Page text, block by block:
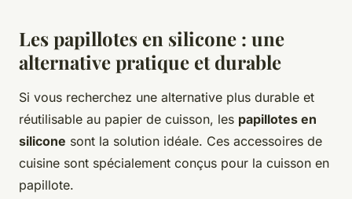
Les papillotes en silicone : une
alternative pratique et durable
Si vous recherchez une alternative plus durable et
réutilisable au papier de cuisson, les papillotes en
silicone sont la solution idéale. Ces accessoires de
cuisine sont spécialement conçus pour la cuisson en
papillote.